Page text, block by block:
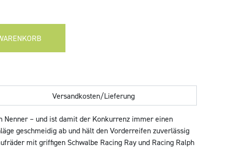
Versandkosten/Lieferung
Nenner – und ist damit der Konkurrenz immer einen
geschmeidig ab und hält den Vorderreifen zuverlässig
mit griffigen Schwalbe Racing Ray und Racing Ralph